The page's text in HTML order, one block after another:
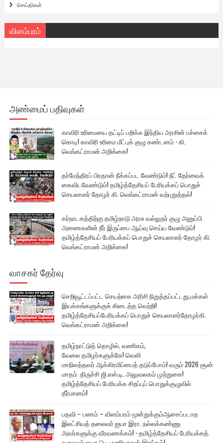
செய்திகள்
விளம்பரம்
அண்மைப் பதிவுகள்
காவிரி உரிமையை தட்டிப் பறிக்க இந்திய அரசின் பச்சைக்
கொடி! காவிரி உரிமை மீட்புக் குழு கண்டனம் - கி.
வெங்கட்ராமன் அறிக்கை!
தர்மேந்திரப் பிரதான் நீக்கப்பட வேண்டும்! நீட் தேர்வைக்
கைவிடவேண்டும்! தமிழ்த்தேசியப் பேரியக்கப் பொதுச்
செயலாளர் தோழர் கி. வெங்கட்ராமன் வற்புறுத்தல்!
கர்நாடகத்திற்கு தமிழ்நாடு அரசு வல்லுநர் குழு அனுப்பி
அணைகளின் நீர் இருப்பை ஆய்வு செய்ய வேண்டும்!
தமிழ்த்தேசியப் பேரியக்கப் பொதுச் செயலாளர் தோழர் கி.
வெங்கட்ராமன் அறிக்கை!
வாசகர் தேர்வு
செறிவூட்டப்பட்ட செயற்கை அரிசி நிறுத்தப்பட்டது,மக்கள்
இயக்கங்களுக்குக் கிடைத்த வெற்றி!
தமிழ்த்தேசியப்பேரியக்கப் பொதுச் செயலாளர்தோழர்கி.
வெங்கட்ராமன் அறிக்கை!
தமிழ்நாட்டுத் தொழில், வணிகம்,
வேலை தமிழர்களுக்கே! வெளி
மாநிலத்தவர் ஆக்கிரமிப்பைத் தடுப்போம்! வரும் 2026 சூன்
மாதம் திருச்சி ஜி.எஸ்.டி. அலுவலகம் முற்றுகை!
தமிழ்த்தேசியப் பேரியக்க சிறப்புப் பொதுக்குழுவில்
தீர்மானம்!
பதவி – பணம் – விளம்பரம் மூன்றுக்கும்ஆசைப்படாத
இலட்சியத் தலைவர் ஐயா இரா. நல்லக்கண்ணு
அவர்களுக்கு வீரவணக்கம்! - தமிழ்த்தேசியப் பேரியக்கத்